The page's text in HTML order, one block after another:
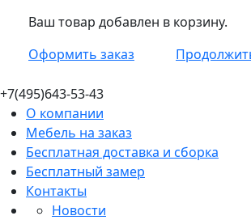
Ваш товар добавлен в корзину.
Оформить заказ
+7(495)643-53-43
О компании
Мебель на заказ
Бесплатная доставка и сборка
Бесплатный замер
Контакты
Новости